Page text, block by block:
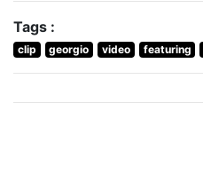
Tags :
clip georgio video featuring